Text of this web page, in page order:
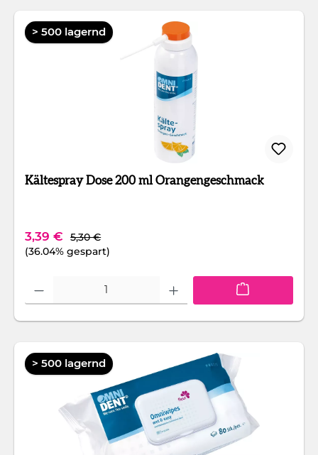
> 500 lagernd
Kältespray Dose 200 ml Orangengeschmack
Verkaufspreis:
3,39 € Regulärer Preis:
5,30 €
(36.04% gespart)
Produkt Anzahl: Gib den gewünschten Wert ein oder benutze die
> 500 lagernd